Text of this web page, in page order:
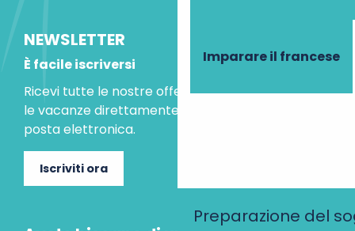
Imparare il francese
Preparazione del
NEWSLETTER
È facile iscriversi
Ricevi tutte le nostre offerte speciali e le idee per
le vacanze direttamente nella tua casella di
posta elettronica.
Iscriviti ora